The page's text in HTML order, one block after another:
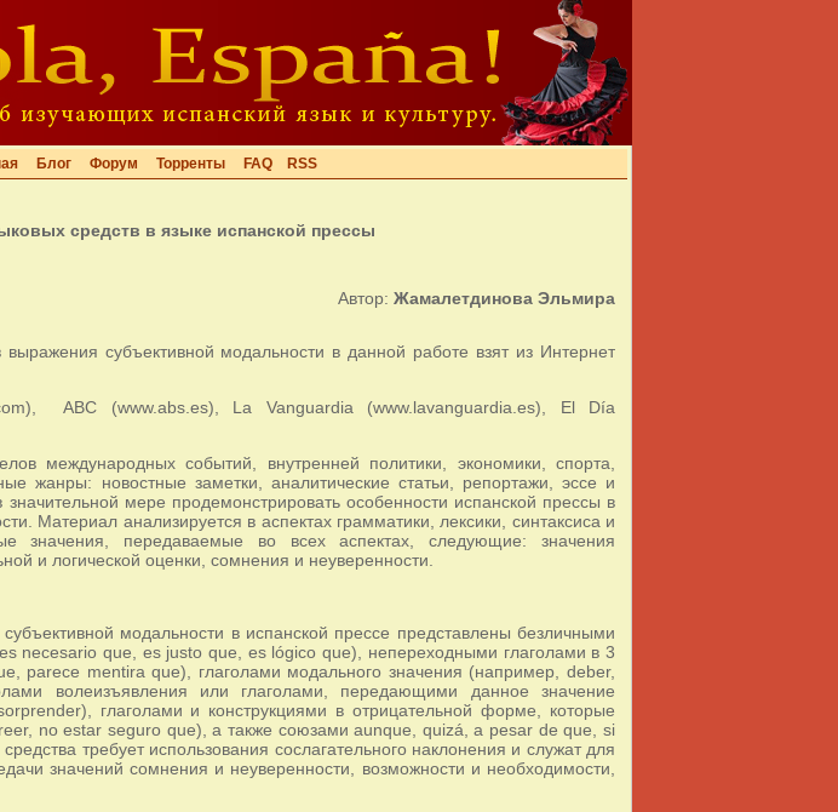
Блог Форум Торренты FAQ RSS
средств в языке испанской прессы
Автор: Жамалетдинова Эльмира
субъективной модальности в данной работе взят из Интернет
ABC (www.abs.es), La Vanguardia (www.lavanguardia.es), El Día
международных событий, внутренней политики, экономики, спорта,
жанры: новостные заметки, аналитические статьи, репортажи, эссе и
мере продемонстрировать особенности испанской прессы в
Материал анализируется в аспектах грамматики, лексики, синтаксиса и
значения, передаваемые во всех аспектах, следующие: значения
и логической оценки, сомнения и неуверенности.
модальности в испанской прессе представлены безличными
necesario que, es justo que, es lógico que), непереходными глаголами в 3
parece mentira que), глаголами модального значения (например, deber,
волеизъявления или глаголами, передающими данное значение
глаголами и конструкциями в отрицательной форме, которые
no estar seguro que), а также союзами aunque, quizá, a pesar de que, si
требует использования сослагательного наклонения и служат для
значений сомнения и неуверенности, возможности и необходимости,